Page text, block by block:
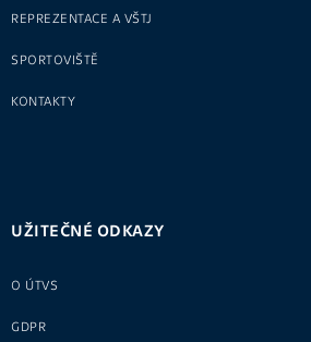
REPREZENTACE A VŠTJ
SPORTOVIŠTĚ
KONTAKTY
UŽITEČNÉ ODKAZY
O ÚTVS
GDPR